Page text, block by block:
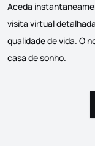
Aceda
visita virtual
qualidade de vida. O
casa de sonho.